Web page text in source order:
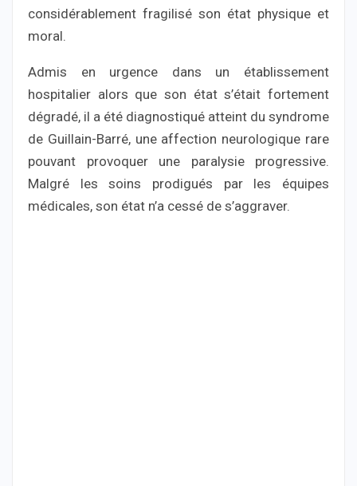
considérablement fragilisé son état physique et
moral.
Admis en urgence dans un établissement
hospitalier alors que son état s’était fortement
dégradé, il a été diagnostiqué atteint du syndrome
de Guillain-Barré, une affection neurologique rare
pouvant provoquer une paralysie progressive.
Malgré les soins prodigués par les équipes
médicales, son état n’a cessé de s’aggraver.